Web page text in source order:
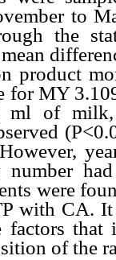
to
the
mean
product
for MY
ml of
number
were
with CA. It
factors
of the